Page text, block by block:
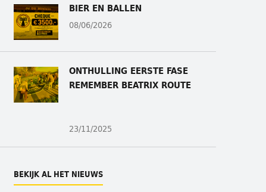
BIER EN BALLEN
08/06/2026
ONTHULLING EERSTE FASE
REMEMBER BEATRIX ROUTE
23/11/2025
BEKIJK AL HET NIEUWS